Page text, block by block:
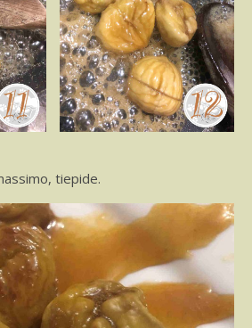
tiepide.